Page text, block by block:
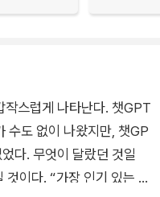
작스럽게 나타난다. 챗GPT
수도 없이 나왔지만, 챗GP
다. 무엇이 달랐던 것일
것이다. “가장 인기 있는 새